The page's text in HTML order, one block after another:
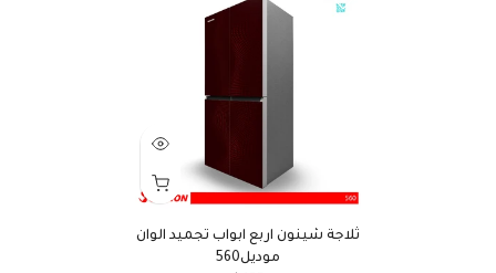
ثلاجة شينون اربع ابواب تجميد الوان
موديل560